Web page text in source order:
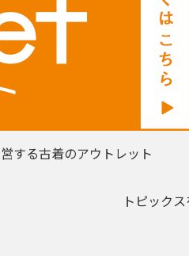
する古着のアウトレット
トピック